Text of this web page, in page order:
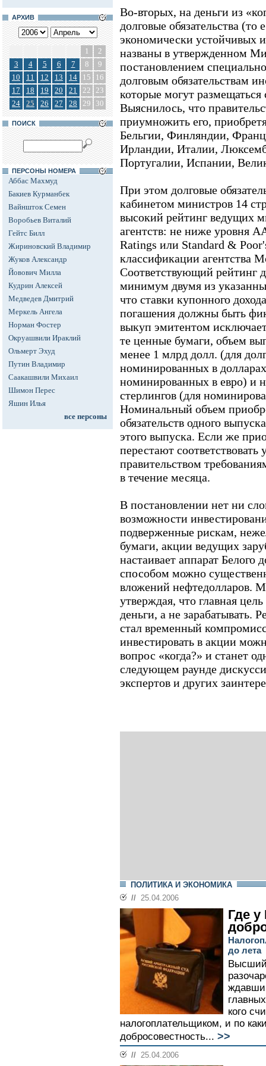
АРХИВ
1
2
3
4 5 6 7 8
9
10
11 12 13 14 15
16
17
18 19 20 21 22 23
24
25 26 27 28 29 30
ПОИСК
ПЕРСОНЫ НОМЕРА
Аббас Махмуд
Бакиев Курманбек
Вайншток Семен
Воробьев Виталий
Гейтс Билл
Жириновский Владимир
Жуков Александр
Йовович Милла
Кудрин Алексей
Медведев Дмитрий
Меркель Ангела
Норман Фостер
Окруашвили Ираклий
Ольмерт Эхуд
Путин Владимир
Саакашвили Михаил
Шимон Перес
Яшин Илья
все персоны
Во-вторых, на деньги из
долговые обязательства
экономически устойчивых
названы в утвержденном
постановлением
долговым обязательствам
которые могут размещаться
Выяснилось, что
приумножить его,
Бельгии, Финляндии,
Ирландии, Италии,
Португалии, Испании,
При этом долговые
кабинетом министров 14
высокий рейтинг ведущих
агентств: не ниже уровня
Ratings или Standard &
классификации агентства
Соответствующий рейтинг
минимум двумя из
что ставки купонного
погашения должны быть
выкуп эмитентом
те ценные бумаги, объем
менее 1 млрд долл. (для
номинированных в
номинированных в евро) и
стерлингов (для
Номинальный объем
обязательств одного
этого выпуска. Если же
перестают
правительством
в течение месяца.
В постановлении нет ни
возможности
подверженные рискам,
бумаги, акции ведущих
настаивает аппарат
способом можно
вложений нефтедолларов.
утверждая, что главная
деньги, а не зарабатывать.
стал временный
инвестировать в акции
вопрос «когда?» и станет
следующем раунде
экспертов и других
ПОЛИТИКА И ЭКОНОМИКА
// 25.04.2006
Где
до лета
кого
налогоплательщиком, и по
добросовестность... >>
// 25.04.2006